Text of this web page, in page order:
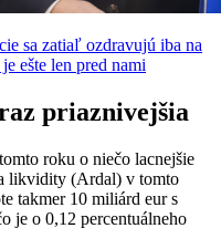
sa zatiaľ ozdravujú iba na
ešte len pred nami
priaznivejšia
roku o niečo lacnejšie
likvidity (Ardal) v tomto
takmer 10 miliárd eur s
je o 0,12 percentuálneho